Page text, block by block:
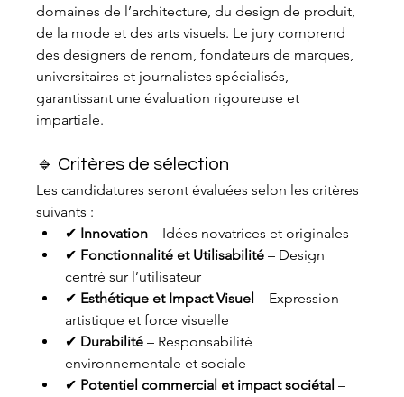
domaines de l’architecture, du design de produit,
de la mode et des arts visuels. Le jury comprend
des designers de renom, fondateurs de marques,
universitaires et journalistes spécialisés,
garantissant une évaluation rigoureuse et
impartiale.
🔹 Critères de sélection
Les candidatures seront évaluées selon les critères
suivants :
✔ Innovation – Idées novatrices et originales
✔ Fonctionnalité et Utilisabilité – Design
centré sur l’utilisateur
✔ Esthétique et Impact Visuel – Expression
artistique et force visuelle
✔ Durabilité – Responsabilité
environnementale et sociale
✔ Potentiel commercial et impact sociétal –